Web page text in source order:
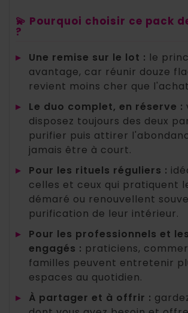
💫 Pourquoi choisir ce pack
?
▸ Une remise sur le lot : le
avantage, car réunir douze
revient moins cher que
▸
Le duo complet, en réserve :
disposez toujours des deux
purifier puis attirer
jamais être à court.
▸
Pour les rituels réguliers :
celles et ceux qui pratiquent
démaré ou renouvellent
purification de leur intérieur.
▸
Pour les professionnels et
engagés : praticiens,
familles peuvent entretenir
espaces au quotidien.
▸
À partager et à offrir :